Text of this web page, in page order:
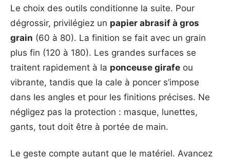
Le choix des outils conditionne la suite. Pour
dégrossir, privilégiez un papier abrasif à gros
grain (60 à 80). La finition se fait avec un grain
plus fin (120 à 180). Les grandes surfaces se
traitent rapidement à la ponceuse girafe ou
vibrante, tandis que la cale à poncer s’impose
dans les angles et pour les finitions précises. Ne
négligez pas la protection : masque, lunettes,
gants, tout doit être à portée de main.
Le geste compte autant que le matériel. Avancez